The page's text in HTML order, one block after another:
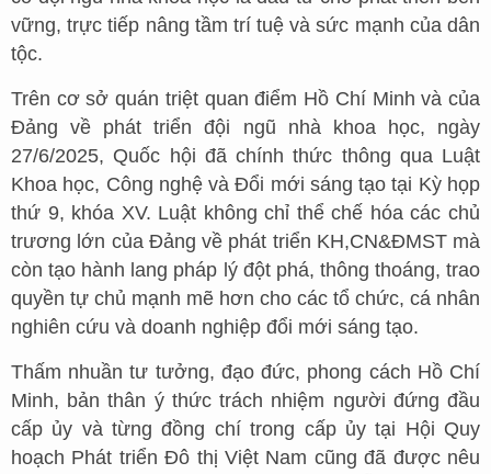
vững, trực tiếp nâng tầm trí tuệ và sức mạnh của dân
tộc.
Trên cơ sở quán triệt quan điểm Hồ Chí Minh và của
Đảng về phát triển đội ngũ nhà khoa học, ngày
27/6/2025, Quốc hội đã chính thức thông qua Luật
Khoa học, Công nghệ và Đổi mới sáng tạo tại Kỳ họp
thứ 9, khóa XV. Luật không chỉ thể chế hóa các chủ
trương lớn của Đảng về phát triển KH,CN&ĐMST mà
còn tạo hành lang pháp lý đột phá, thông thoáng, trao
quyền tự chủ mạnh mẽ hơn cho các tổ chức, cá nhân
nghiên cứu và doanh nghiệp đổi mới sáng tạo.
Thấm nhuần tư tưởng, đạo đức, phong cách Hồ Chí
Minh, bản thân ý thức trách nhiệm người đứng đầu
cấp ủy và từng đồng chí trong cấp ủy tại Hội Quy
hoạch Phát triển Đô thị Việt Nam cũng đã được nêu